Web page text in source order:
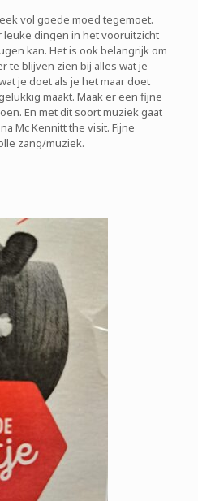
vol goede moed tegemoet.
dingen in het vooruitzicht
kan. Het is ook belangrijk om
te blijven zien bij alles wat je
je doet als je het maar doet
maakt. Maak er een fijne
En met dit soort muziek gaat
Mc Kennitt the visit. Fijne
zang/muziek.